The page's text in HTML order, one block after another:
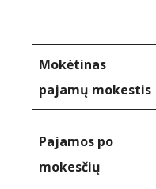
Mokėtinas
pajamų mokestis
Pajamos po
mokesčių